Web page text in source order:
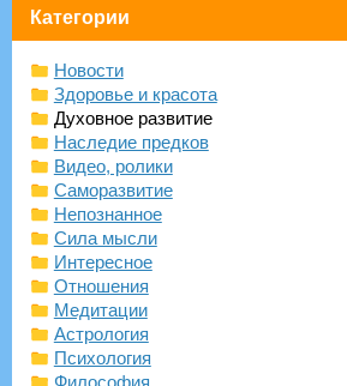
Категории
Новости
Здоровье и красота
Духовное развитие
Наследие предков
Видео, ролики
Саморазвитие
Непознанное
Сила мысли
Интересное
Отношения
Медитации
Астрология
Психология
Философия